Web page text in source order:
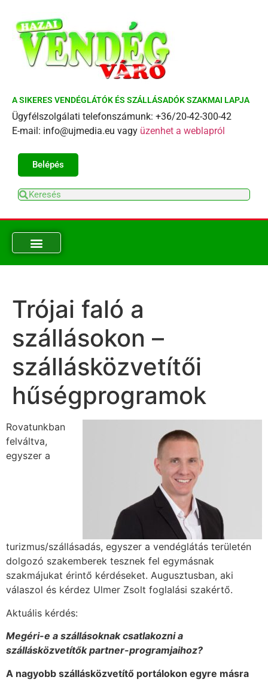
A SIKERES VENDÉGLÁTÓK ÉS SZÁLLÁSADÓK SZAKMAI LAPJA
Ügyfélszolgálati telefonszámunk: +36/20-42-300-42
E-mail: info@ujmedia.eu vagy üzenhet a weblapról
Belépés
Trójai faló a
szállásokon –
szállásközvetítői
hűségprogramok
Rovatunkban
felváltva,
egyszer a
turizmus/szállás­adás, egyszer a vendéglátás területén
dolgozó szakemberek tesznek fel egymásnak
szakmájukat érintő kérdéseket. Augusztusban, aki
válaszol és kérdez Ulmer Zsolt foglalási szakértő.
Aktuális kérdés:
Megéri-e a szállásoknak csatlakozni a
szállásközvetítők partner-programjaihoz?
A nagyobb szállásközvetítő portálokon egyre másra